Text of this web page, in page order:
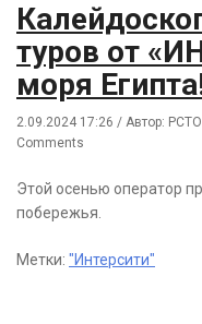
туров от
моря
2.09.2024 17:26 / Автор: РСТО
Comments
Этой осенью оператор
побережья.
Метки: "Интерсити"